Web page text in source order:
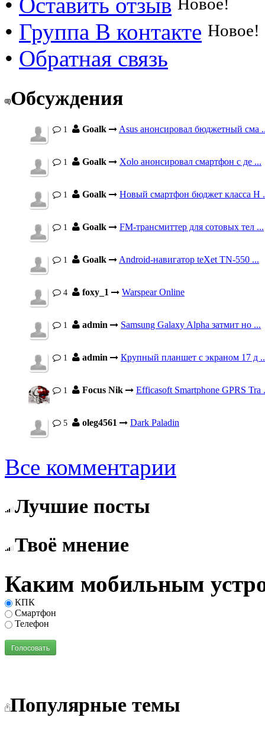
• Оставить отзыв
• Группа В контакте Новое!
• Обратная связь
Обсуждения
1 Goalk Asus анонсировал бюджетный сма
1 Goalk Xolo анонсировал смартфон с де ...
1 Goalk Новый смартфон бюджет класса H
1 Goalk FM-трансмиттер для сотовых тел ...
1 Goalk Android-навигатор teXet TN-550 ...
4 foxy_1 Warspear Online
1 admin Samsung Galaxy Alpha затмит но ...
1 admin Крупный планшет с экраном 17 д
1 Focus Nik Efficasoft Smartphone GPRS Tra
5 oleg4561 Dark Paladin
Все комментарии
Лучшие посты
Твоё мнение
Каким мобильным
КПК
Смартфон
Телефон
Голосовать
Популярные темы